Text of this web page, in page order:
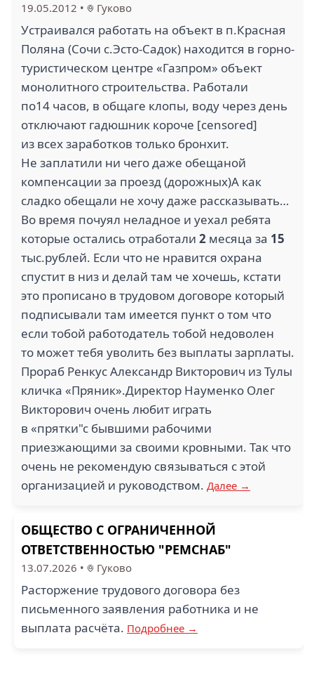
19.05.2012 • Гуково
Устраивался работать на объект в п.Красная
Поляна (Сочи с.Эсто-Садок) находится в горно-
туристическом центре «Газпром» объект
монолитного строительства. Работали
по14 часов, в общаге клопы, воду через день
отключают гадюшник короче [censored]
из всех заработков только бронхит.
Не заплатили ни чего даже обещаной
компенсации за проезд (дорожных)А как
сладко обещали не хочу даже рассказывать…
Во время почуял неладное и уехал ребята
которые остались отработали 2 месяца за 15
тыс.рублей. Если что не нравится охрана
спустит в низ и делай там че хочешь, кстати
это прописано в трудовом договоре который
подписывали там имеется пункт о том что
если тобой работодатель тобой недоволен
то может тебя уволить без выплаты зарплаты.
Прораб Ренкус Александр Викторович из Тулы
кличка «Пряник».Директор Науменко Олег
Викторович очень любит играть
в «прятки"с бывшими рабочими
приезжающими за своими кровными. Так что
очень не рекомендую связываться с этой
организацией и руководством. Далее →
ОБЩЕСТВО С ОГРАНИЧЕННОЙ
ОТВЕТСТВЕННОСТЬЮ "РЕМСНАБ"
13.07.2026 • Гуково
Расторжение трудового договора без
письменного заявления работника и не
выплата расчёта. Подробнее →